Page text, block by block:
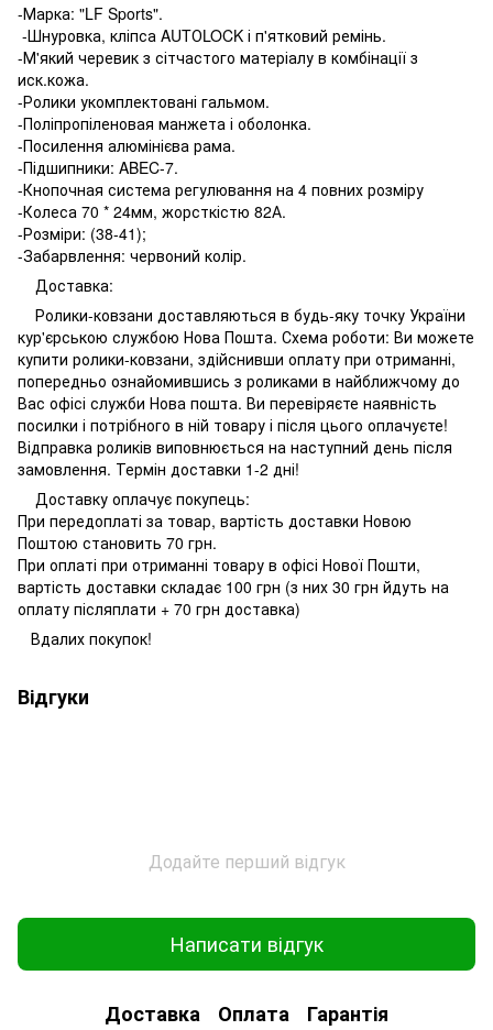
-Марка: "LF Sports".
-Шнуровка, кліпса AUTОLOCK і п'ятковий ремінь.
-М'який черевик з сітчастого матеріалу в комбінації з
иск.кожа.
-Ролики укомплектовані гальмом.
-Поліпропіленовая манжета і оболонка.
-Посилення алюмінієва рама.
-Підшипники: ABEC-7.
-Кнопочная система регулювання на 4 повних розміру
-Колеса 70 * 24мм, жорсткістю 82А.
-Розміри: (38-41);
-Забарвлення: червоний колір.
Доставка:
Ролики-ковзани доставляються в будь-яку точку України
кур'єрською службою Нова Пошта. Схема роботи: Ви можете
купити ролики-ковзани, здійснивши оплату при отриманні,
попередньо ознайомившись з роликами в найближчому до
Вас офісі служби Нова пошта. Ви перевіряєте наявність
посилки і потрібного в ній товару і після цього оплачуєте!
Відправка роликів виповнюється на наступний день після
замовлення. Термін доставки 1-2 дні!
Доставку оплачує покупець:
При передоплаті за товар, вартість доставки Новою
Поштою становить 70 грн.
При оплаті при отриманні товару в офісі Нової Пошти,
вартість доставки складає 100 грн (з них 30 грн йдуть на
оплату післяплати + 70 грн доставка)
Вдалих покупок!
Відгуки
Додайте перший відгук
Написати відгук
Доставка Оплата Гарантія